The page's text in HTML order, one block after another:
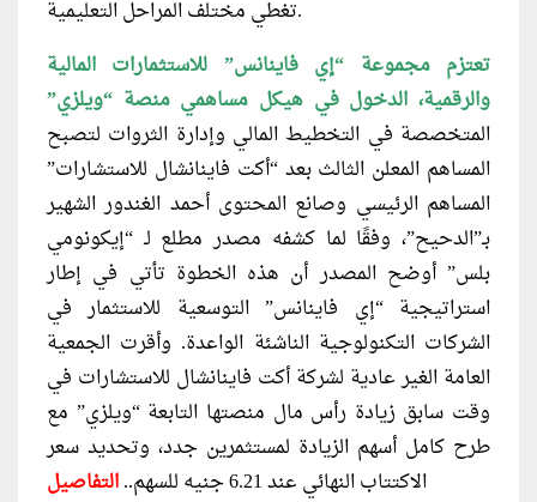
تغطي مختلف المراحل التعليمية.
تعتزم مجموعة “إي فاينانس” للاستثمارات المالية
والرقمية، الدخول في هيكل مساهمي منصة “ويلزي”
المتخصصة في التخطيط المالي وإدارة الثروات لتصبح
المساهم المعلن الثالث بعد “أكت فاينانشال للاستشارات”
المساهم الرئيسي وصانع المحتوى أحمد الغندور الشهير
بـ”الدحيح”، وفقًا لما كشفه مصدر مطلع لـ “إيكونومي
بلس” أوضح المصدر أن هذه الخطوة تأتي في إطار
استراتيجية “إي فاينانس” التوسعية للاستثمار في
الشركات التكنولوجية الناشئة الواعدة. وأقرت الجمعية
العامة الغير عادية لشركة أكت فاينانشال للاستشارات في
وقت سابق زيادة رأس مال منصتها التابعة “ويلزي” مع
طرح كامل أسهم الزيادة لمستثمرين جدد، وتحديد سعر
الاكتتاب النهائي عند 6.21 جنيه للسهم..
التفاصيل